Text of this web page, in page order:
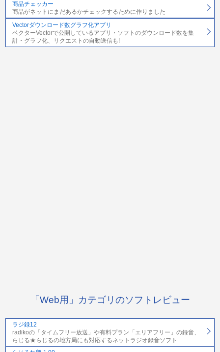
商品チェッカー
商品がネットにまだあるかチェックするために作りました
Vectorダウンロード数グラフ化アプリ
ベクターVectorで公開しているアプリ・ソフトのダウンロード数を集
計・グラフ化、リクエストの自動送信も!
「Web用」カテゴリのソフトレビュー
ラジ録12
radikoの「タイムフリー放送」や有料プラン「エリアフリー」の録音、
らじる★らじるの地方局にも対応するネットラジオ録音ソフト